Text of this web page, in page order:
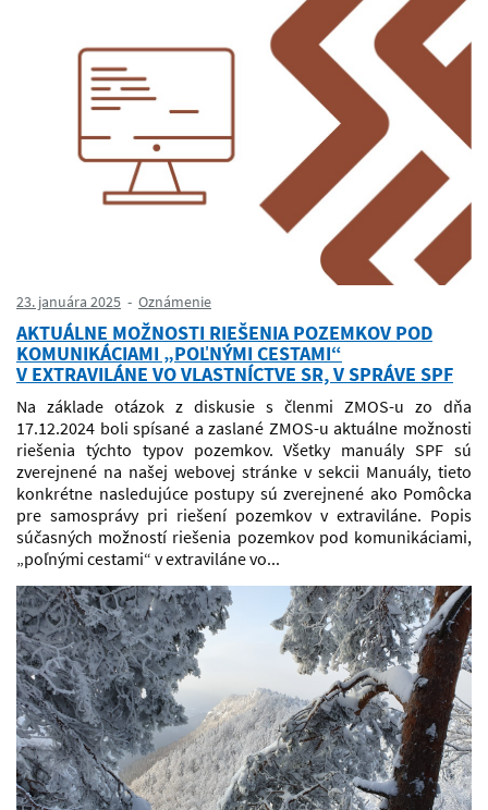
23. januára 2025 Oznámenie
AKTUÁLNE MOŽNOSTI RIEŠENIA POZEMKOV POD
KOMUNIKÁCIAMI „POĽNÝMI CESTAMI“
V EXTRAVILÁNE VO VLASTNÍCTVE SR, V SPRÁVE SPF
Na základe otázok z diskusie s členmi ZMOS-u zo dňa
17.12.2024 boli spísané a zaslané ZMOS-u aktuálne možnosti
riešenia týchto typov pozemkov. Všetky manuály SPF sú
zverejnené na našej webovej stránke v sekcii Manuály, tieto
konkrétne nasledujúce postupy sú zverejnené ako Pomôcka
pre samosprávy pri riešení pozemkov v extraviláne. Popis
súčasných možností riešenia pozemkov pod komunikáciami,
„poľnými cestami“ v extraviláne vo...